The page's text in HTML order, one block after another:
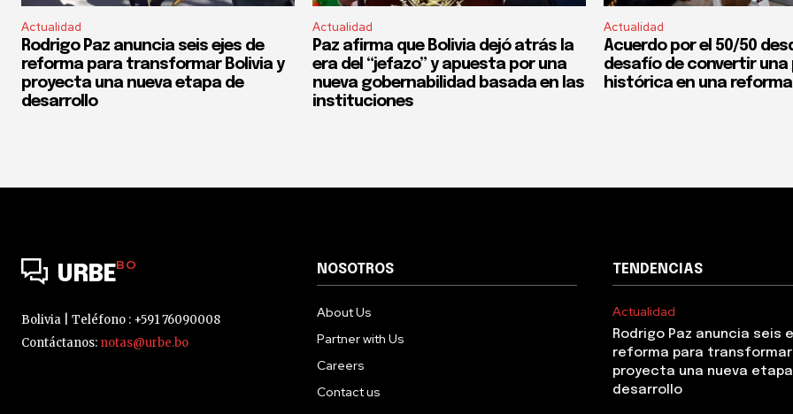
Actualidad
Rodrigo Paz anuncia seis ejes de
reforma para transformar Bolivia y
proyecta una nueva etapa de
desarrollo
Actualidad
Paz afirma que Bolivia dejó atrás la
era del “jefazo” y apuesta por una
nueva gobernabilidad basada en las
instituciones
Actualidad
Acuerdo por el 50/50
desafío de convertir una
histórica en una
URBEBO
Bolivia | Teléfono : +591 76090008
Contáctanos: notas@urbe.bo
NOSOTROS
About Us
Partner with Us
Careers
Contact us
TENDENCIAS
Actualidad
Rodrigo Paz anuncia seis
reforma para transformar
proyecta una nueva
desarrollo